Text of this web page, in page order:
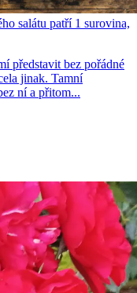
salátu patří 1 surovina,
představit bez pořádné
jinak. Tamní
ní a přitom...